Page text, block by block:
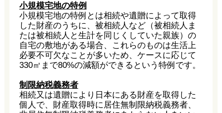
小規模宅地の特例
小規模宅地の特例とは相続や遺贈によって取得
した財産のうちに、被相続人など（被相続人ま
たは被相続人と生計を同じくしていた親族）の
自宅の敷地がある場合、これらのものは生活上
必要不可欠なことが多いため、ケースに応じて
330㎡まで80%の減額ができるという特例です。
制限納税義務者
相続又は遺贈により日本にある財産を取得した
個人で、財産取得時に居住無制限納税義務者、